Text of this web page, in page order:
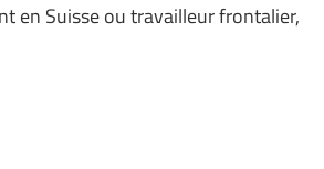
en Suisse ou travailleur frontalier,